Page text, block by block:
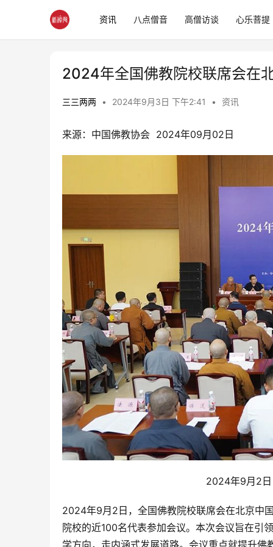
资讯 八点僧音 高僧访谈 心乐菩提
2024年全国佛教院校联席会在
三三两两 • 2024年9月3日 下午2:41 • 资讯
来源：中国佛教协会  2024年09月02日
2024年9月2日
2024年9月2日，全国佛教院校联席会在北京中
院校的近100名代表参加会议。本次会议旨在引